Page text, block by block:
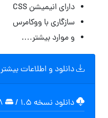
دارای انیمیشن CSS
سازگاری با ووکامرس
و موارد بیشتر….
دانلود و اطلاعات بیشتر
دانلود نسخه ۱.۵ /